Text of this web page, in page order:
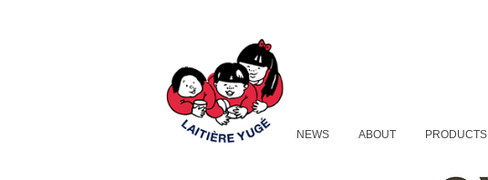
NEWS ABOUT PRODUCTS